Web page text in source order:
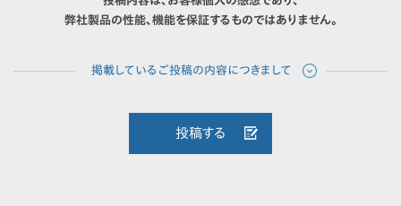
弊社製品の性能、機能を保証するものではありません。
投稿する